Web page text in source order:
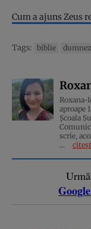
Cum a ajuns Zeus
Tags: biblie
Roxana-
aproape
Școala
scrie,
...